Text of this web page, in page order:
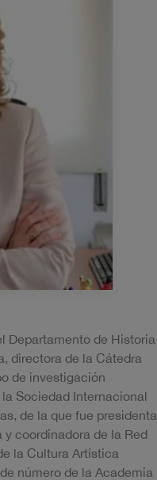
Departamento de Historia
directora de la Cátedra
de investigación
Sociedad Internacional
de la que fue presidenta
y coordinadora de la Red
la Cultura Artística
número de la Academia